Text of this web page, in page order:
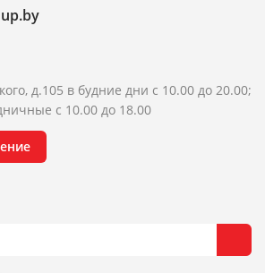
д.105 в будние дни с 10.00 до 20.00;
с 10.00 до 18.00